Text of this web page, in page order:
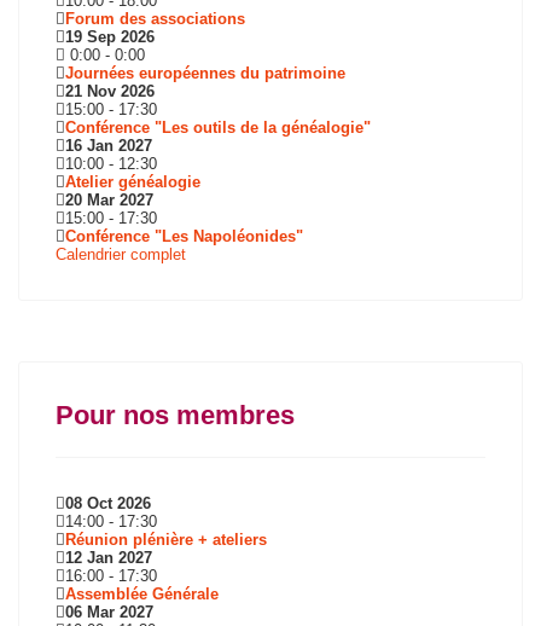
Forum des associations
19 Sep 2026
0:00 - 0:00
Journées européennes du patrimoine
21 Nov 2026
15:00 - 17:30
Conférence "Les outils de la généalogie"
16 Jan 2027
10:00 - 12:30
Atelier généalogie
20 Mar 2027
15:00 - 17:30
Conférence "Les Napoléonides"
Calendrier complet
Pour nos membres
08 Oct 2026
14:00 - 17:30
Réunion plénière + ateliers
12 Jan 2027
16:00 - 17:30
Assemblée Générale
06 Mar 2027